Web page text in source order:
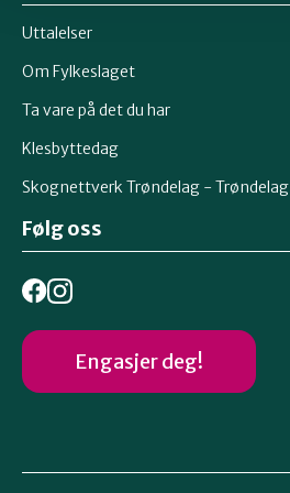
Uttalelser
Om Fylkeslaget
Ta vare på det du har
Klesbyttedag
Skognettverk Trøndelag - Trøndelag
Følg oss
Engasjer deg!